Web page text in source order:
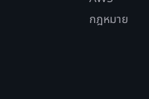
กฎหมาย